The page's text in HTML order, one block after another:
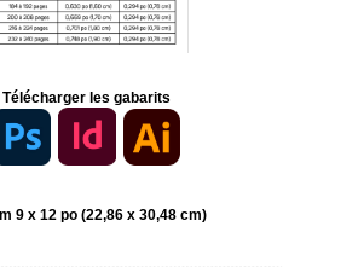
Télécharger les gabarits
9 x 12 po (22,86 x 30,48 cm)